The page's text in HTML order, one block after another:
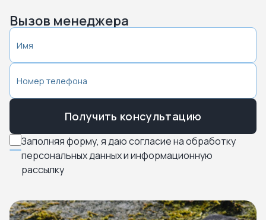
Вызов менеджера
Заполняя форму, я даю согласие на обработку
персональных данных и информационную
рассылку
Получить консультацию